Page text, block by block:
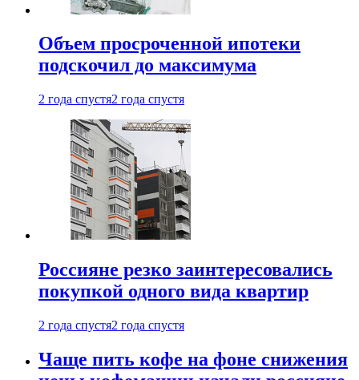
Объем просроченной ипотеки
подскочил до максимума
2 года спустя2 года спустя
Россияне резко заинтересовались
покупкой одного вида квартир
2 года спустя2 года спустя
Чаще пить кофе на фоне снижения